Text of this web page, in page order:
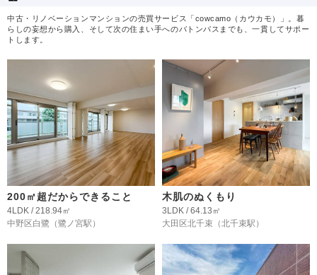
中古・リノベーションマンションの売買サービス「cowcamo（カウカモ）」。暮
らしの妄想から購入、そして次の住まい手へのバトンパスまでも、一貫してサポー
トします。
200㎡超だからできること
4LDK / 218.94㎡
中野区白鷺 （鷺ノ宮駅）
木肌のぬくもり
3LDK / 64.13㎡
大田区北千束 （北千束駅）